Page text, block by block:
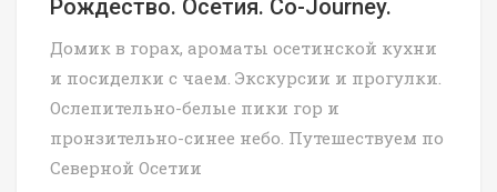
Рождество. Осетия. Co-Journey.
Домик в горах, ароматы осетинской кухни
и посиделки с чаем. Экскурсии и прогулки.
Ослепительно-белые пики гор и
пронзительно-синее небо. Путешествуем по
Северной Осетии